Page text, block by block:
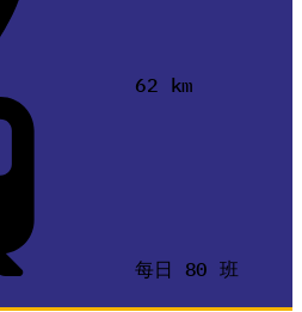
62 km
每日 80 班